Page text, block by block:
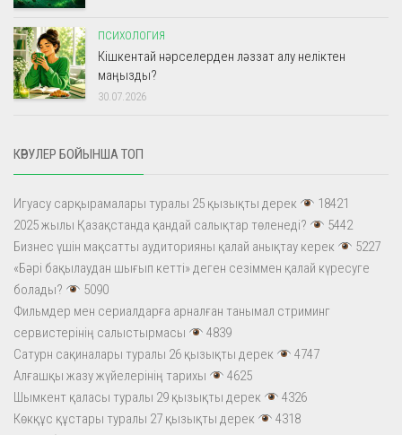
ПСИХОЛОГИЯ
Кішкентай нәрселерден ләззат алу неліктен
маңызды?
30.07.2026
КӨРУЛЕР БОЙЫНША ТОП
Игуасу сарқырамалары туралы 25 қызықты дерек
18421
2025 жылы Қазақстанда қандай салықтар төленеді?
5442
Бизнес үшін мақсатты аудиторияны қалай анықтау керек
5227
«Бәрі бақылаудан шығып кетті» деген сезіммен қалай күресуге
болады?
5090
Фильмдер мен сериалдарға арналған танымал стриминг
сервистерінің салыстырмасы
4839
Сатурн сақиналары туралы 26 қызықты дерек
4747
Алғашқы жазу жүйелерінің тарихы
4625
Шымкент қаласы туралы 29 қызықты дерек
4326
Көкқұс құстары туралы 27 қызықты дерек
4318